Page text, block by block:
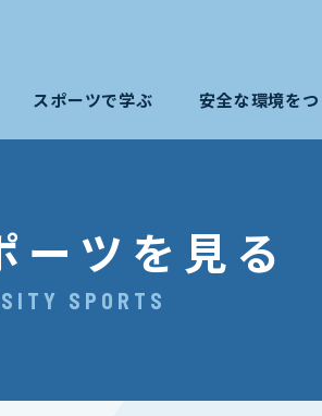
スポーツで学ぶ 安全な環境をつ
ーツを見る
SPORTS